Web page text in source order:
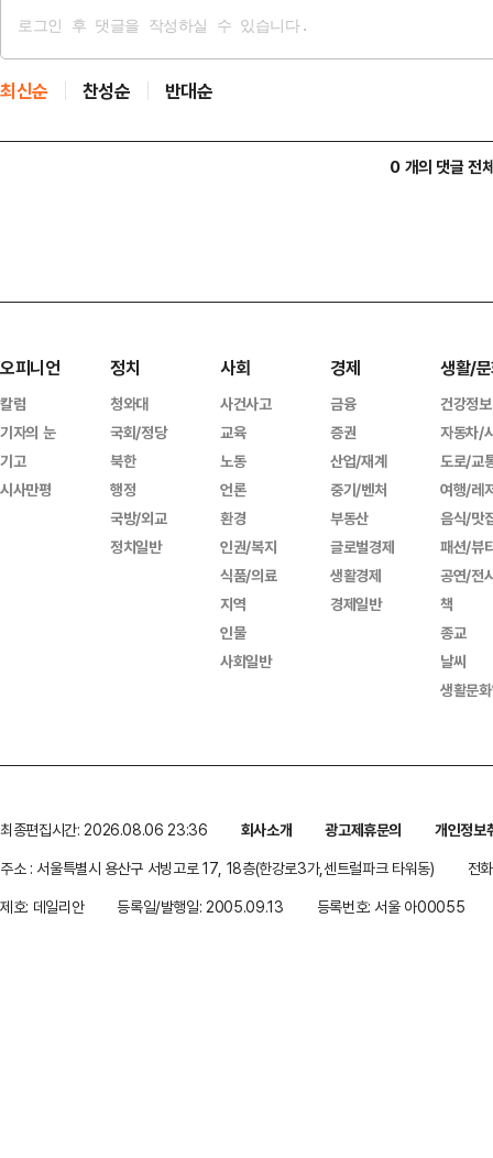
최신순 찬성순 반대순
0 개의 댓글 전
오피니언
칼럼
기자의 눈
기고
시사만평
정치
청와대
국회/정당
북한
행정
국방/외교
정치일반
사회
사건사고
교육
노동
언론
환경
인권/복지
식품/의료
지역
인물
사회일반
경제
금융
증권
산업/재계
중기/벤처
부동산
글로벌경제
생활경제
경제일반
생활/
건강정보
자동차/
도로/교
여행/레
음식/맛
패션/뷰
공연/전
책
종교
날씨
생활문
최종편집시간: 2026.08.06 23:36 회사소개 광고제휴문의
개인정보
주소 : 서울특별시 용산구 서빙고로 17, 18층(한강로3가,센트럴파크 타워동)
전
제호: 데일리안
등록일/발행일: 2005.09.13 등록번호: 서울 아00055